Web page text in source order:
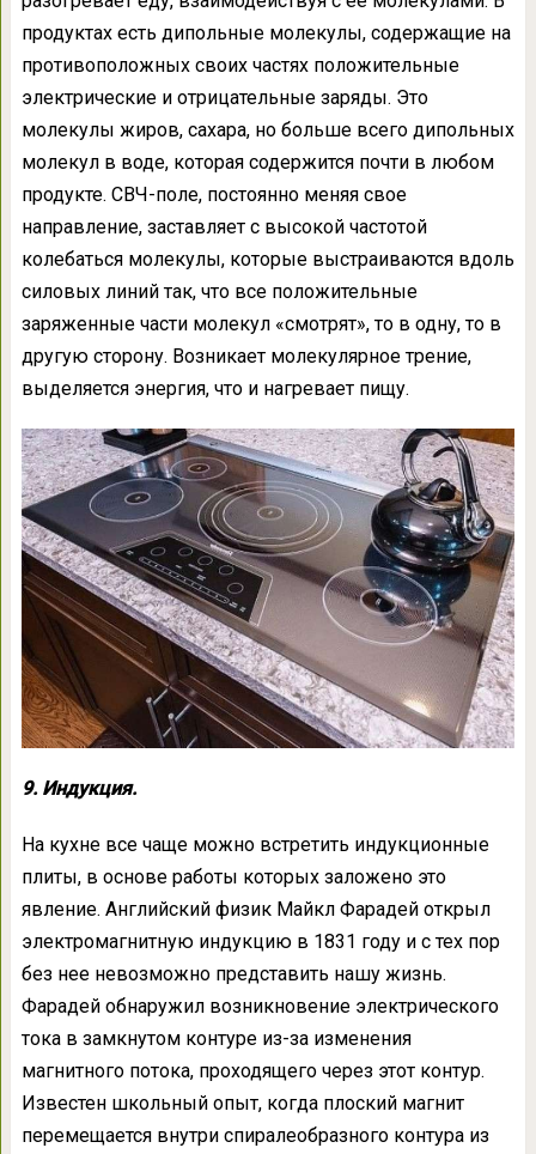
продуктах есть дипольные молекулы, содержащие на
противоположных своих частях положительные
электрические и отрицательные заряды. Это
молекулы жиров, сахара, но больше всего дипольных
молекул в воде, которая содержится почти в любом
продукте. СВЧ-поле, постоянно меняя свое
направление, заставляет с высокой частотой
колебаться молекулы, которые выстраиваются вдоль
силовых линий так, что все положительные
заряженные части молекул «смотрят», то в одну, то в
другую сторону. Возникает молекулярное трение,
выделяется энергия, что и нагревает пищу.
9. Индукция.
На кухне все чаще можно встретить индукционные
плиты, в основе работы которых заложено это
явление. Английский физик Майкл Фарадей открыл
электромагнитную индукцию в 1831 году и с тех пор
без нее невозможно представить нашу жизнь.
Фарадей обнаружил возникновение электрического
тока в замкнутом контуре из-за изменения
магнитного потока, проходящего через этот контур.
Известен школьный опыт, когда плоский магнит
перемещается внутри спиралеобразного контура из